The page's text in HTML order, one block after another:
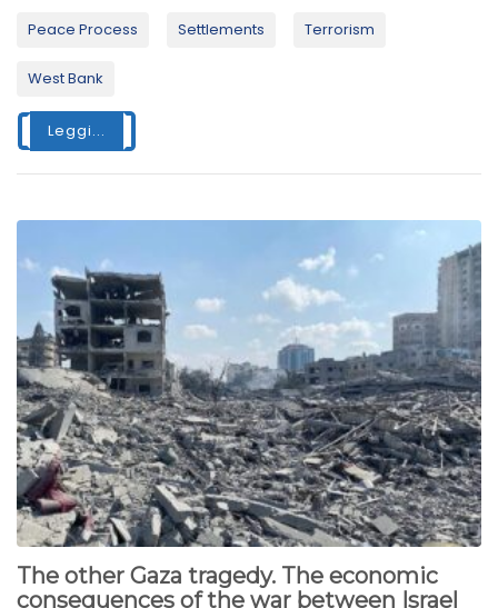
Peace Process Settlements Terrorism
West Bank
Leggi...
The other Gaza tragedy. The economic
consequences of the war between Israel